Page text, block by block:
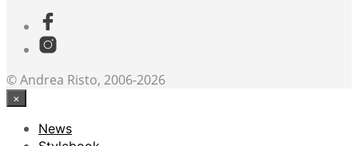
© Andrea Risto, 2006-2026
×
News